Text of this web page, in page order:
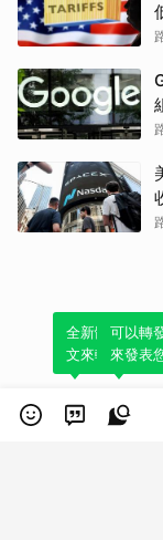
全新體驗！一
文來輕鬆表達
可以轉
來發表